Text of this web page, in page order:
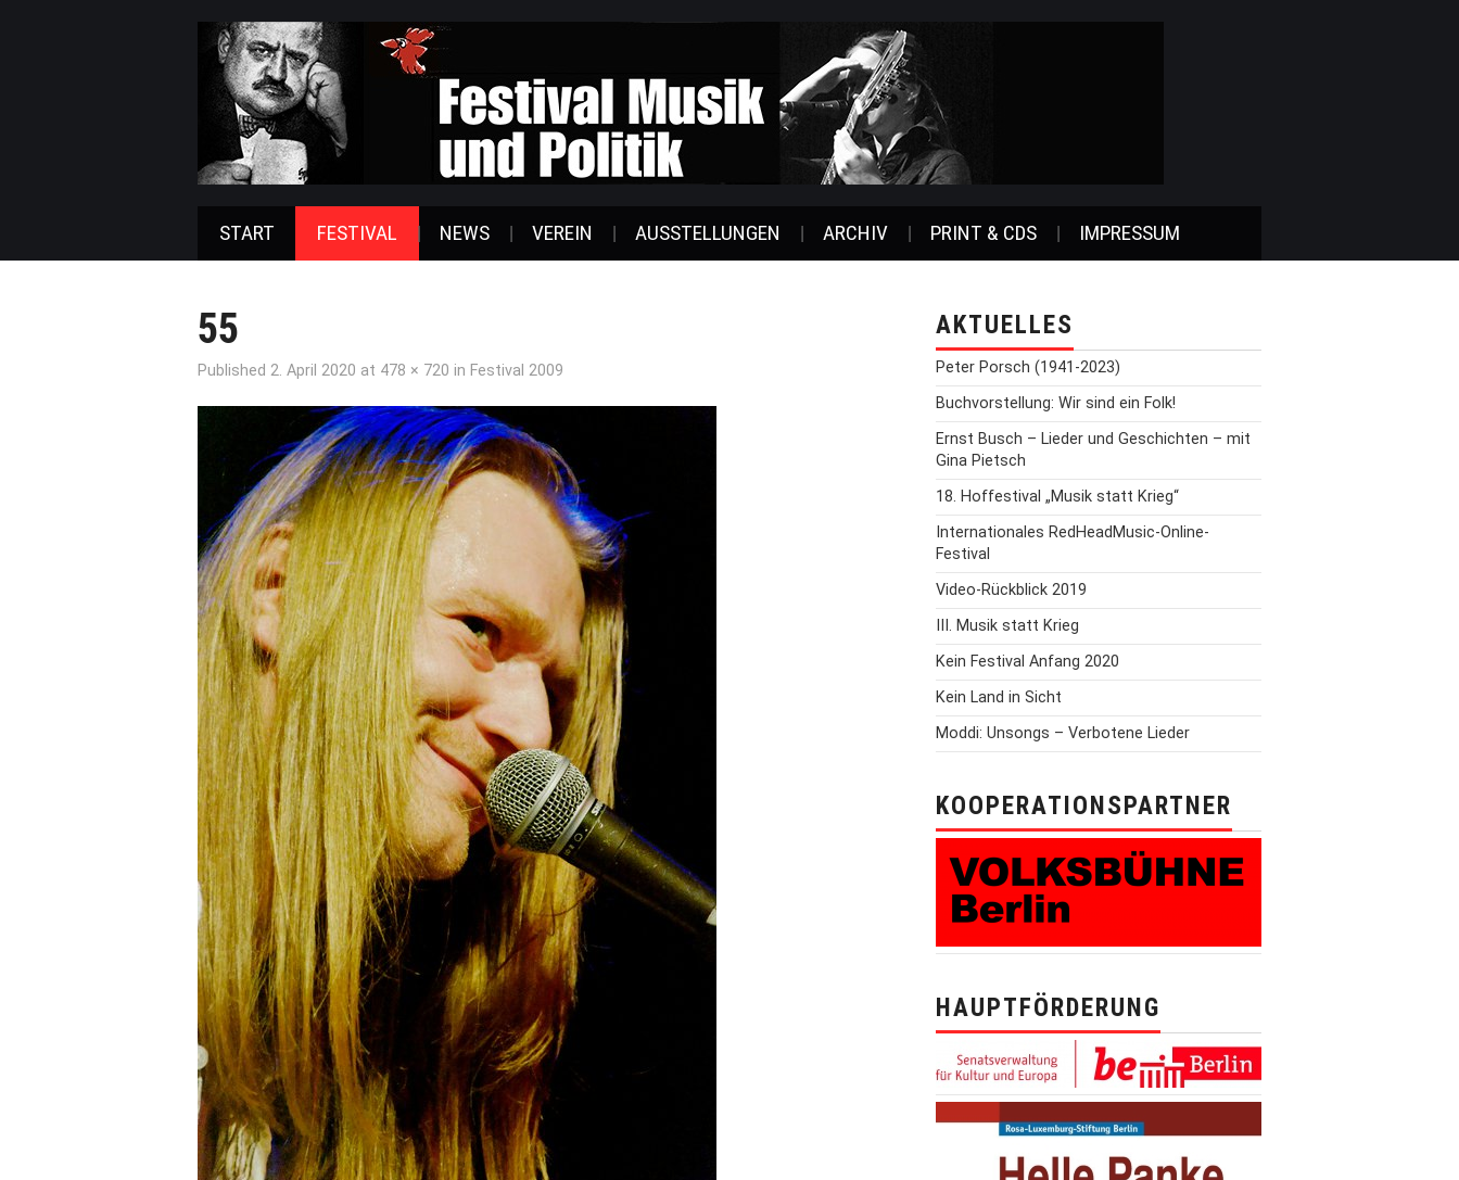
START FESTIVAL NEWS VEREIN AUSSTELLUNGEN ARCHIV PRINT & CDS IMPRESSUM
55
Published 2. April 2020 at 478 × 720 in Festival 2009
AKTUELLES
Peter Porsch (1941-2023)
Buchvorstellung: Wir sind ein Folk!
Ernst Busch – Lieder und Geschichten – mit
Gina Pietsch
18. Hoffestival „Musik statt Krieg“
Internationales RedHeadMusic-Online-
Festival
Video-Rückblick 2019
III. Musik statt Krieg
Kein Festival Anfang 2020
Kein Land in Sicht
Moddi: Unsongs – Verbotene Lieder
KOOPERATIONSPARTNER
HAUPTFÖRDERUNG